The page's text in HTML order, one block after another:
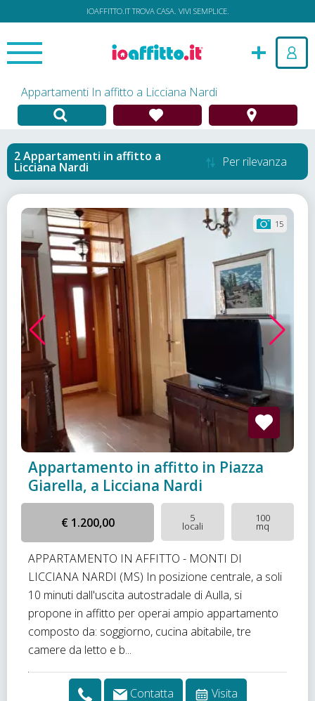
IOAFFITTO.IT TROVA CASA. VIVI SEMPLICE.
Appartamenti In affitto a Licciana Nardi
Appartamenti in affitto a
Licciana Nardi Per rilevanza
15
Appartamento in affitto in Piazza
Giarella, a Licciana Nardi
€ 1.200,00 5
locali
100
mq
APPARTAMENTO IN AFFITTO - MONTI DI
LICCIANA NARDI (MS) In posizione centrale, a soli
10 minuti dall'uscita autostradale di Aulla, si
propone in affitto per operai ampio appartamento
composto da: soggiorno, cucina abitabile, tre
camere da letto e b...
Contatta Visita